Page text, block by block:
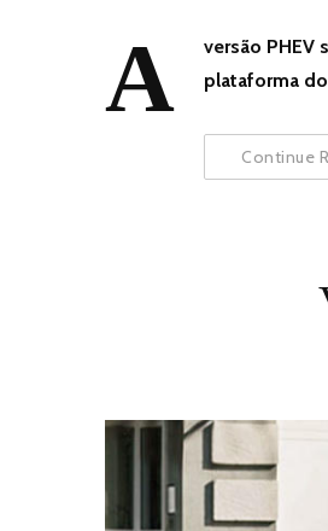
A
versão PHEV
plataforma
Continue